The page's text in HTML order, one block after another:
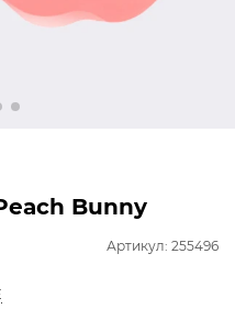
Bunny
Артикул: 255496